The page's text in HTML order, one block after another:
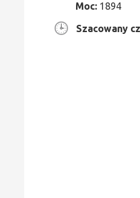
Moc: 1894
Szacowany